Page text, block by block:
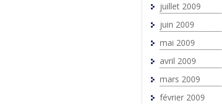
juillet 2009
juin 2009
mai 2009
avril 2009
mars 2009
février 2009